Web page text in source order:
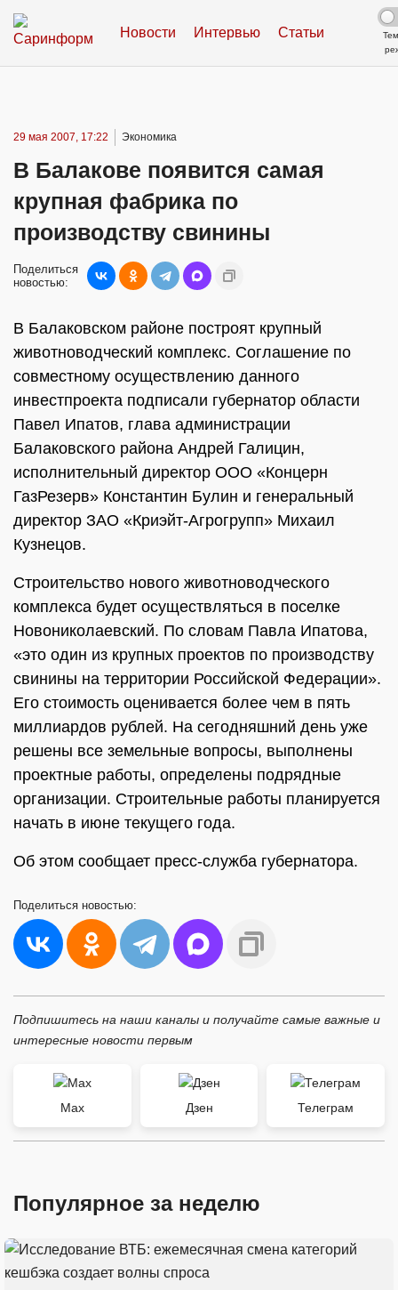
Новости Интервью Статьи
29 мая 2007, 17:22 Экономика
В Балакове появится самая
крупная фабрика по
производству свинины
Поделиться
новостью:
В Балаковском районе построят крупный
животноводческий комплекс. Соглашение по
совместному осуществлению данного
инвестпроекта подписали губернатор области
Павел Ипатов, глава администрации
Балаковского района Андрей Галицин,
исполнительный директор ООО «Концерн
ГазРезерв» Константин Булин и генеральный
директор ЗАО «Криэйт-Агрогрупп» Михаил
Кузнецов.
Строительство нового животноводческого
комплекса будет осуществляться в поселке
Новониколаевский. По словам Павла Ипатова,
«это один из крупных проектов по производству
свинины на территории Российской Федерации».
Его стоимость оценивается более чем в пять
миллиардов рублей. На сегодняшний день уже
решены все земельные вопросы, выполнены
проектные работы, определены подрядные
организации. Строительные работы планируется
начать в июне текущего года.
Об этом сообщает пресс-служба губернатора.
Поделиться новостью:
Подпишитесь на наши каналы и получайте самые важные и
интересные новости первым
Max Дзен Телеграм
Популярное за неделю